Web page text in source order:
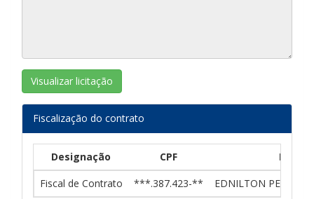
Visualizar licitação
Fiscalização do contrato
Designação CPF
Nome
Fiscal de Contrato
***.387.423-** EDNILTON PEREIRA